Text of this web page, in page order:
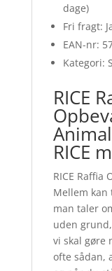
dage)
Fri fragt:
EAN-nr:
Kategori:
RICE
RICE
RICE Raffia
Mellem
man taler
uden
vi skal gøre
ofte sådan,